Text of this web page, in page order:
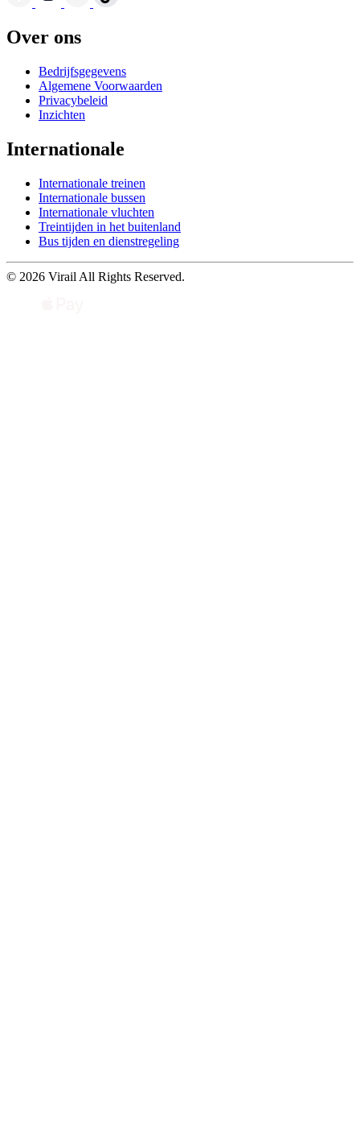
Over ons
Bedrijfsgegevens
Algemene Voorwaarden
Privacybeleid
Inzichten
Internationale
Internationale treinen
Internationale bussen
Internationale vluchten
Treintijden in het buitenland
Bus tijden en dienstregeling
© 2026 Virail All Rights Reserved.